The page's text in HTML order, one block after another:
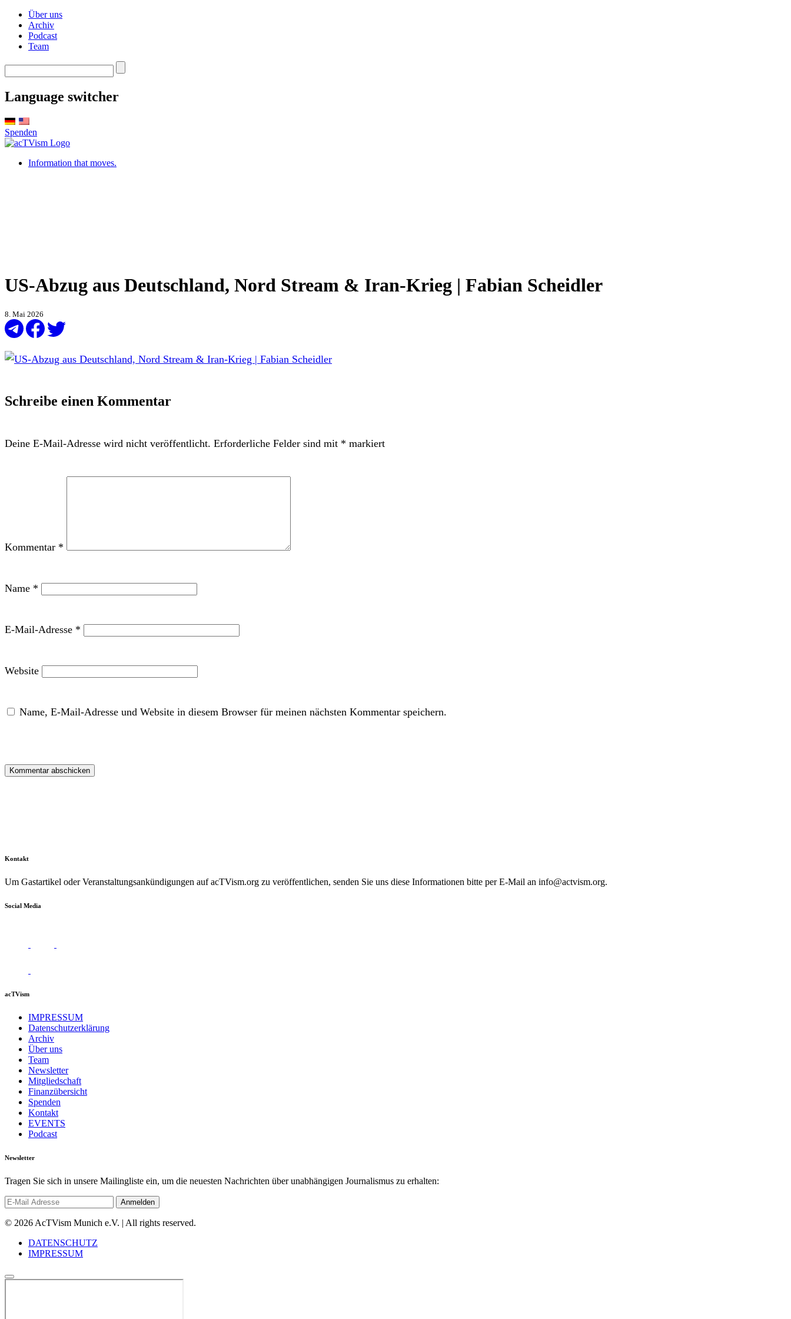
Über uns
Archiv
Podcast
Team
Language switcher
Spenden
Information that moves.
US-Abzug aus Deutschland, Nord Stream & Iran-Krieg | Fabian Scheidler
8. Mai 2026
Schreibe einen Kommentar
Deine E-Mail-Adresse wird nicht veröffentlicht. Erforderliche Felder sind mit * markiert
Kommentar *
Name *
E-Mail-Adresse *
Website
Name, E-Mail-Adresse und Website in diesem Browser für meinen nächsten Kommentar speichern.
Kontakt
Um Gastartikel oder Veranstaltungsankündigungen auf acTVism.org zu veröffentlichen, senden Sie uns diese Informationen bitte per E-Mail an info@actvism.org.
Social Media
acTVism
IMPRESSUM
Datenschutzerklärung
Archiv
Über uns
Team
Newsletter
Mitgliedschaft
Finanzübersicht
Spenden
Kontakt
EVENTS
Podcast
Newsletter
Tragen Sie sich in unsere Mailingliste ein, um die neuesten Nachrichten über unabhängigen Journalismus zu erhalten:
© 2026 AcTVism Munich e.V. | All rights reserved.
DATENSCHUTZ
IMPRESSUM